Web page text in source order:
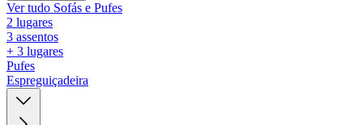
Ver tudo Sofás e Pufes
2 lugares
3 assentos
+ 3 lugares
Pufes
Espreguiçadeira